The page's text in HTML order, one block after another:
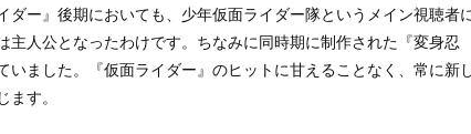
ー』後期においても、少年仮面ライダー隊というメイン視聴者
人公となったわけです。ちなみに同時期に制作された『変身忍
ました。『仮面ライダー』のヒットに甘えることなく、常に新
す。